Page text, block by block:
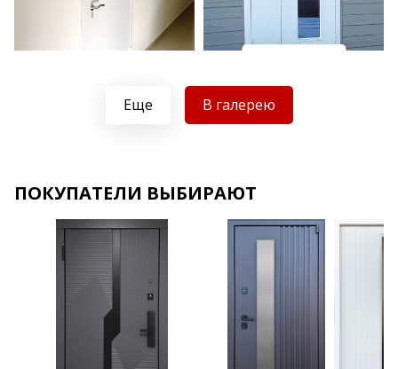
Хочу такую
Хочу такую
Еще В галерею
ПОКУПАТЕЛИ ВЫБИРАЮТ